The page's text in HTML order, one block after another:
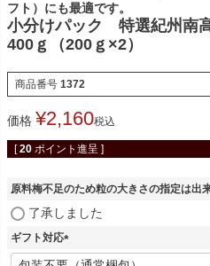
フト）にも最適です。
小分けパック 特選紀州
400ｇ（200ｇ×2）
商品番号 1372
価格 ¥2,160税込
[ 20 ポイント進呈 ]
原料梅不足のため粒の大きさの指定は出
了承しました
ギフト対応
(